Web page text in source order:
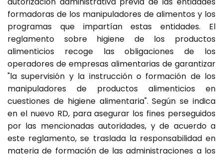
formadoras de los manipuladores de alimentos y los
programas que impartían estas entidades. El
reglamento sobre higiene de los productos
alimenticios recoge las obligaciones de los
operadores de empresas alimentarias de garantizar
"la supervisión y la instrucción o formación de los
manipuladores de productos alimenticios en
cuestiones de higiene alimentaria". Según se indica
en el nuevo RD, para asegurar los fines perseguidos
por las mencionadas autoridades, y de acuerdo a
este reglamento, se traslada la responsabilidad en
materia de formación de las administraciones a los